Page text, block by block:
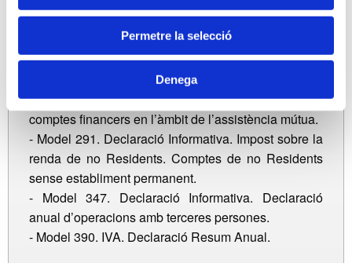
Permetre la selecció
Denega
d’institucions financeres.
- Model 198. Declaració Informativa. Declaració
anual d’operacions amb actius financers i altres
- Model 289. Declaració Informativa anual de
comptes financers en l’àmbit de l’assistència mútua.
- Model 291. Declaració Informativa. Impost sobre la
renda de no Residents. Comptes de no Residents
sense establiment permanent.
- Model 347. Declaració Informativa. Declaració
anual d’operacions amb terceres persones.
- Model 390. IVA. Declaració Resum Anual.